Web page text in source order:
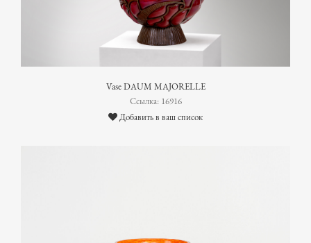
Vase DAUM MAJORELLE
Ссылка: 16916
Добавить в ваш список